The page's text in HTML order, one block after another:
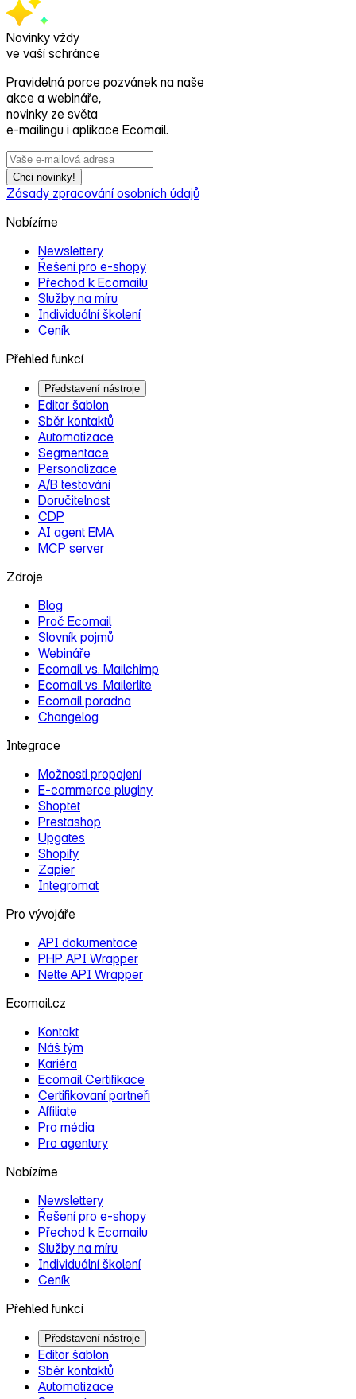
Novinky vždy
ve vaší schránce
Pravidelná porce pozvánek na naše
akce a webináře,
novinky ze světa
e‑mailingu i aplikace Ecomail.
Chci novinky!
Zásady zpracování osobních údajů
Nabízíme
Newslettery
Řešení pro e‑shopy
Přechod k Ecomailu
Služby na míru
Individuální školení
Ceník
Přehled funkcí
Představení nástroje
Editor šablon
Sběr kontaktů
Automatizace
Segmentace
Personalizace
A/B testování
Doručitelnost
CDP
AI agent EMA
MCP server
Zdroje
Blog
Proč Ecomail
Slovník pojmů
Webináře
Ecomail vs. Mailchimp
Ecomail vs. Mailerlite
Ecomail poradna
Changelog
Integrace
Možnosti propojení
E‑commerce pluginy
Shoptet
Prestashop
Upgates
Shopify
Zapier
Integromat
Pro vývojáře
API dokumentace
PHP API Wrapper
Nette API Wrapper
Ecomail.cz
Kontakt
Náš tým
Kariéra
Ecomail Certifikace
Certifikovaní partneři
Affiliate
Pro média
Pro agentury
Nabízíme
Newslettery
Řešení pro e‑shopy
Přechod k Ecomailu
Služby na míru
Individuální školení
Ceník
Přehled funkcí
Představení nástroje
Editor šablon
Sběr kontaktů
Automatizace